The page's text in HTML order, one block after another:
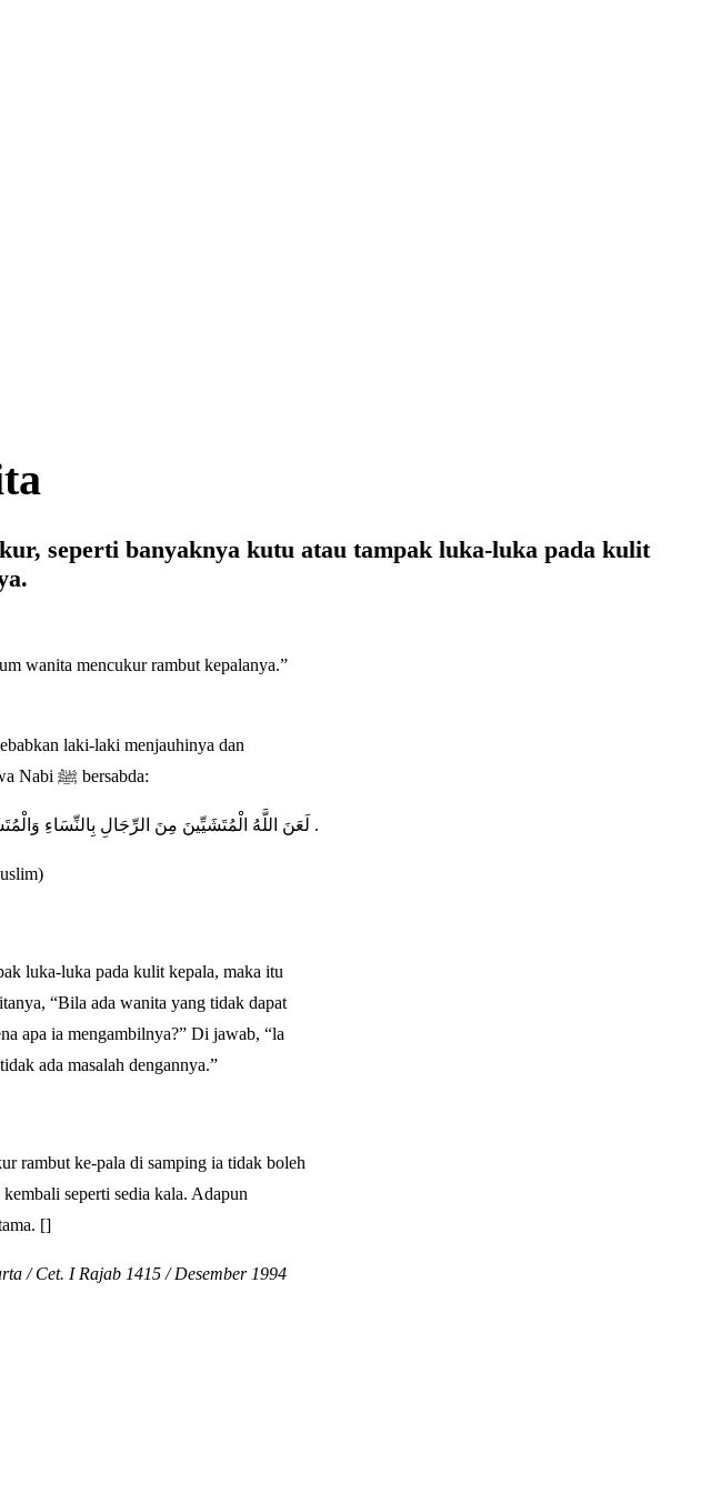
seperti banyaknya kutu atau tampak luka-luka pada kulit
laki-laki menjauhinya dan
menganggap remeh kaum ini. Perbuatan itu haram berdasarkan hadis yang diriwayatkan oleh Ibnu Abbas bahwa Nabi ﷺ bersabda:
لَعَنَ اللَّهُ الْمُتَشَيِّينَ مِنَ الرِّجَالِ بِالنِّسَاءِ وَالْمُتَشَبِّهَاتِ مِنَ النِّسَاءِ بِالرَّجَالِ .
luka-luka pada kulit kepala, maka itu
“Bila ada wanita yang tidak dapat
apa ia mengambilnya?” Di jawab, “la
ada masalah dengannya.”
rambut ke-pala di samping ia tidak boleh
seperti sedia kala. Adapun
[]
/ Cet. I Rajab 1415 / Desember 1994